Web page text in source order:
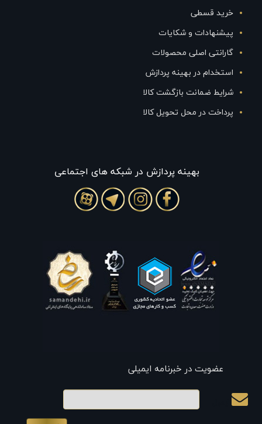
خرید قسطی
پیشنهادات و شکایات
گارانتی اصلی محصولات
استخدام در بهینه پردازش
شرایط ضمانت بازگشت کالا
پرداخت در محل تحویل کالا
بهينه پردازش در شبکه های اجتماعی
عضویت در خبرنامه ایمیلی